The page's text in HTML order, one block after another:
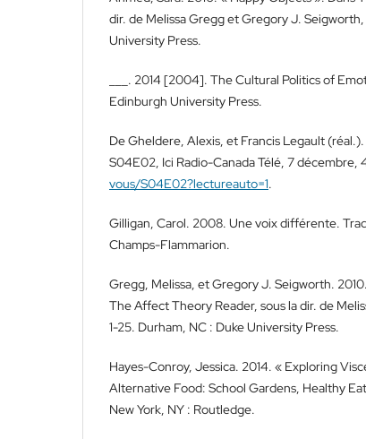
dir. de Melissa Gregg et Gregory J.
University Press.
___. 2014 [2004]. The Cultural Politics of
Edinburgh University Press.
De Gheldere, Alexis, et Francis Legault (réal.).
S04E02, Ici Radio-Canada Télé, 7 décembre,
vous/S04E02?lectureauto=1.
Gilligan, Carol. 2008. Une voix différente.
Champs-Flammarion.
Gregg, Melissa, et Gregory J. Seigworth.
The Affect Theory Reader, sous la dir. de
1-25. Durham, NC : Duke University Press.
Hayes-Conroy, Jessica. 2014. « Exploring
Alternative Food: School Gardens, Healthy
New York, NY : Routledge.